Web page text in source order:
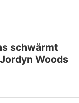
schwärmt
Woods